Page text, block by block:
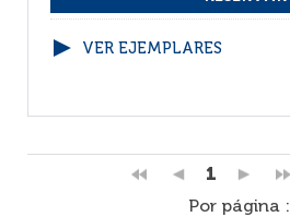
VER EJEMPLARES
1
Por página :